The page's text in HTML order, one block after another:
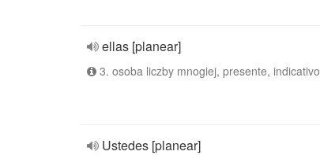
ellas [planear]
3. osoba liczby mnogiej, presente, indicativo
Ustedes [planear]